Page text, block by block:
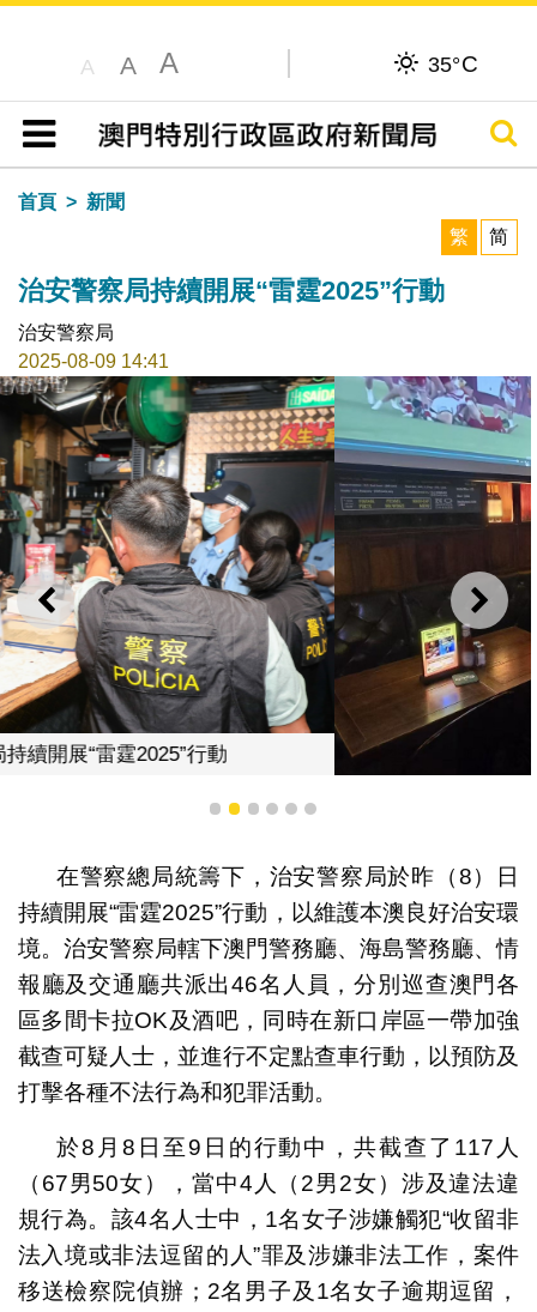
A A A 35°C
目錄
搜尋
首頁
新聞
繁
简
治安警察局持續開展“雷霆2025”行動
治安警察局
2025-08-09 14:41
上一則 下一
治安警察局持續開展“雷霆2025”行動
1 2 3 4 5 6
在警察總局統籌下，治安警察局於昨（8）日
持續開展“雷霆2025”行動，以維護本澳良好治安環
境。治安警察局轄下澳門警務廳、海島警務廳、情
報廳及交通廳共派出46名人員，分別巡查澳門各
區多間卡拉OK及酒吧，同時在新口岸區一帶加強
截查可疑人士，並進行不定點查車行動，以預防及
打擊各種不法行為和犯罪活動。
於8月8日至9日的行動中，共截查了117人
（67男50女），當中4人（2男2女）涉及違法違
規行為。該4名人士中，1名女子涉嫌觸犯“收留非
法入境或非法逗留的人”罪及涉嫌非法工作，案件
移送檢察院偵辦；2名男子及1名女子逾期逗留，